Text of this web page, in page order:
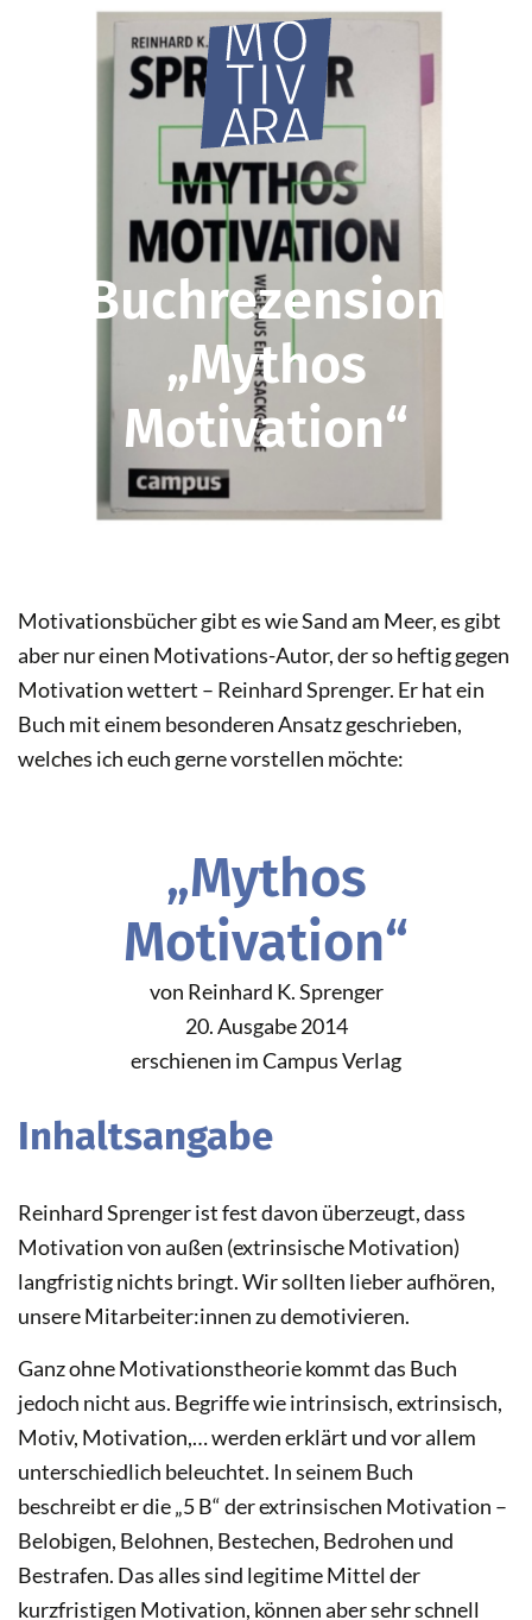
Buchrezension
„Mythos
Motivation“
Motivationsbücher gibt es wie Sand am Meer, es gibt
aber nur einen Motivations-Autor, der so heftig gegen
Motivation wettert – Reinhard Sprenger. Er hat ein
Buch mit einem besonderen Ansatz geschrieben,
welches ich euch gerne vorstellen möchte:
„Mythos
Motivation“
von Reinhard K. Sprenger
20. Ausgabe 2014
erschienen im Campus Verlag
Inhaltsangabe
Reinhard Sprenger ist fest davon überzeugt, dass
Motivation von außen (extrinsische Motivation)
langfristig nichts bringt. Wir sollten lieber aufhören,
unsere Mitarbeiter:innen zu demotivieren.
Ganz ohne Motivationstheorie kommt das Buch
jedoch nicht aus. Begriffe wie intrinsisch, extrinsisch,
Motiv, Motivation,… werden erklärt und vor allem
unterschiedlich beleuchtet. In seinem Buch
beschreibt er die „5 B“ der extrinsischen Motivation –
Belobigen, Belohnen, Bestechen, Bedrohen und
Bestrafen. Das alles sind legitime Mittel der
kurzfristigen Motivation, können aber sehr schnell